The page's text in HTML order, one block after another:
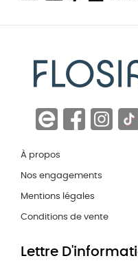
À propos
Nos engagements
Mentions légales
Conditions de vente
Lettre